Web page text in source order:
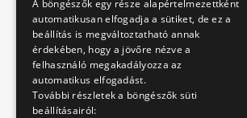
A böngészők egy része alapértelmezettként
automatikusan elfogadja a sütiket, de ez a
beállítás is megváltoztatható annak
érdekében, hogy a jövőre nézve a
felhasználó megakadályozza az
automatikus elfogadást.
További részletek a böngészők süti
beállításairól: